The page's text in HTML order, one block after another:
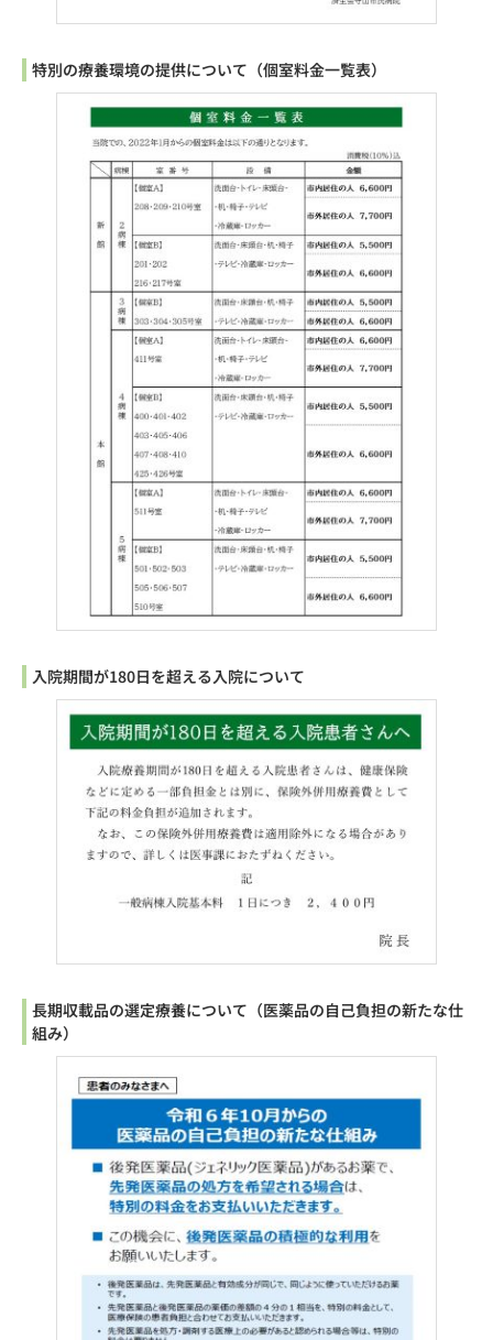
特別の療養環境の提供について（個室料金一覧表）
入院期間が180日を超える入院について
長期収載品の選定療養について（医薬品の自己負担の新たな仕
組み）